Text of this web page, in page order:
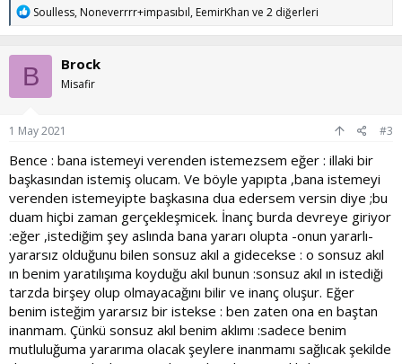
T
p
k
i
l
e
:
Soulless,Noneverrrr+impasıbıl,EemirKhan ve 2 diğerleri
B Brock
Misafir
1 May 2021 #3
Bence : bana istemeyi verenden istemezsem eğer : illaki bir
başkasından istemiş olucam. Ve böyle yapıpta ,bana istemeyi
verenden istemeyipte başkasına dua edersem versin diye ;bu
duam hiçbi zaman gerçekleşmicek. İnanç burda devreye giriyor
:eğer ,istediğim şey aslında bana yararı olupta -onun yararlı-
yararsız olduğunu bilen sonsuz akıl a gidecekse : o sonsuz akıl
ın benim yaratılışıma koyduğu akıl bunun :sonsuz akıl ın istediği
tarzda birşey olup olmayacağını bilir ve inanç oluşur. Eğer
benim isteğim yararsız bir istekse : ben zaten ona en baştan
inanmam. Çünkü sonsuz akıl benim aklımı :sadece benim
mutluluğuma yararıma olacak şeylere inanmamı sağlıcak şekilde